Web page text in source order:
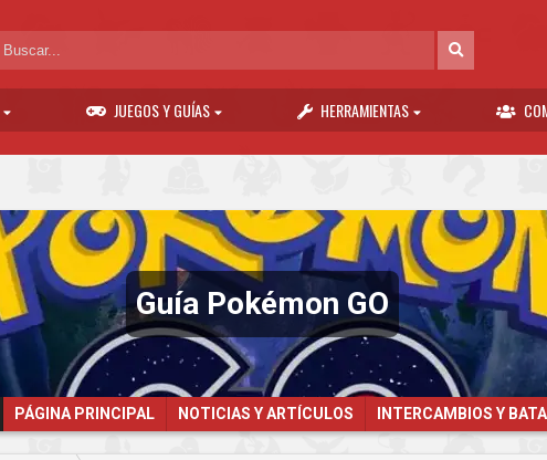
JUEGOS Y GUÍAS HERRAMIENTAS
Guía Pokémon GO
PÁGINA PRINCIPAL NOTICIAS Y ARTÍCULOS INTERCAMBIOS Y